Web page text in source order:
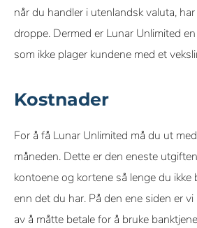
når du handler i utenlandsk valuta,
droppe. Dermed er Lunar Unlimited
som ikke plager kundene med et
Kostnader
For å få Lunar Unlimited må du ut
måneden. Dette er den eneste
kontoene og kortene så lenge du ikke
enn det du har. På den ene siden er
av å måtte betale for å bruke